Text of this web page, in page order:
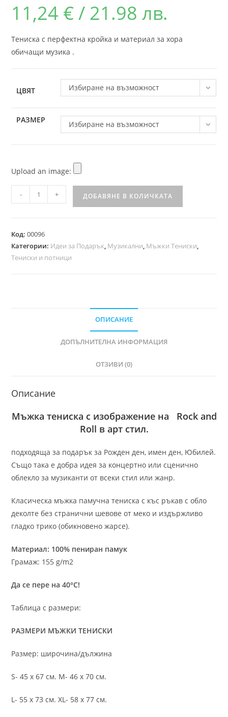
11,24 € / 21.98 лв.
Тениска с перфектна кройка и материал за хора
обичащи музика .
ЦВЯТ Избиране на възможност
РАЗМЕР Избиране на възможност
Upload an image:
- + ДОБАВЯНЕ В КОЛИЧКАТА
Код:00096
Категории: Идеи за Подарък, Музикални, Мъжки Тениски,
Тениски и потници
ОПИСАНИЕ
ДОПЪЛНИТЕЛНА ИНФОРМАЦИЯ
ОТЗИВИ (0)
Описание
Мъжка тениска с изображение на Rock and
Roll в арт стил.
подходяща за подарък за Рожден ден, имен ден, Юбилей.
Също така е добра идея за концертно или сценично
облекло за музиканти от всеки стил или жанр.
Класическа мъжка памучна тениска с къс ръкав с обло
деколте без странични шевове от меко и издържливо
гладко трико (обикновено жарсе).
Материал: 100% пениран памук
Грамаж: 155 g/m2
Да се пере на 40°C!
Таблица с размери:
РАЗМЕРИ МЪЖКИ ТЕНИСКИ
Размер: широчина/дължина
S- 45 х 67 см. M- 46 х 70 см.
L- 55 х 73 см. XL- 58 х 77 см.